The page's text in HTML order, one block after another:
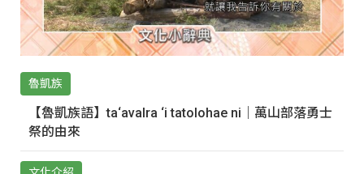
魯凱族
【魯凱族語】ta‘avalra ‘i tatolohae ni｜萬山部落勇士
祭的由來